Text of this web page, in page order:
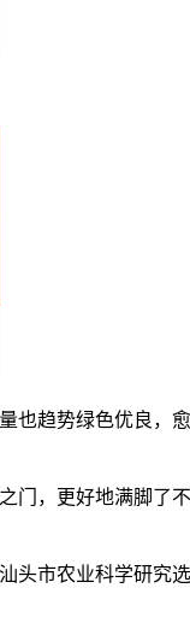
趋势绿色优良，
，更好地满脚了
市农业科学研究